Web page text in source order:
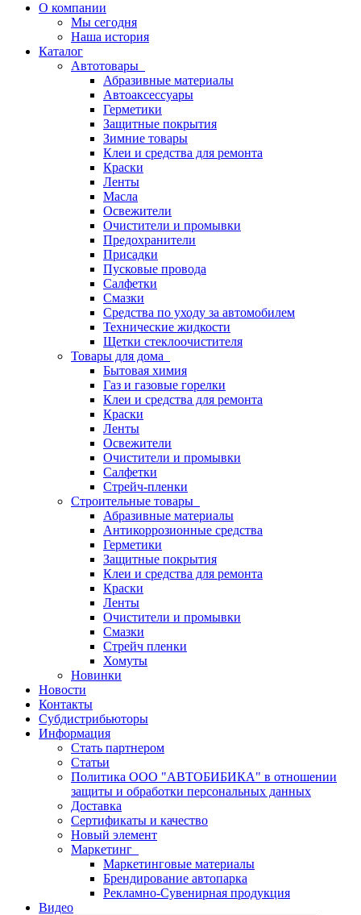
О компании
Мы сегодня
Наша история
Каталог
Автотовары
Абразивные материалы
Автоаксессуары
Герметики
Защитные покрытия
Зимние товары
Клеи и средства для ремонта
Краски
Ленты
Масла
Освежители
Очистители и промывки
Предохранители
Присадки
Пусковые провода
Салфетки
Смазки
Средства по уходу за автомобилем
Технические жидкости
Щетки стеклоочистителя
Товары для дома
Бытовая химия
Газ и газовые горелки
Клеи и средства для ремонта
Краски
Ленты
Освежители
Очистители и промывки
Салфетки
Стрейч-пленки
Строительные товары
Абразивные материалы
Антикоррозионные средства
Герметики
Защитные покрытия
Клеи и средства для ремонта
Краски
Ленты
Очистители и промывки
Смазки
Стрейч пленки
Хомуты
Новинки
Новости
Контакты
Субдистрибьюторы
Информация
Стать партнером
Статьи
Политика ООО "АВТОБИБИКА" в отношении
защиты и обработки персональных данных
Доставка
Сертификаты и качество
Новый элемент
Маркетинг
Маркетинговые материалы
Брендирование автопарка
Рекламно-Сувенирная продукция
Видео